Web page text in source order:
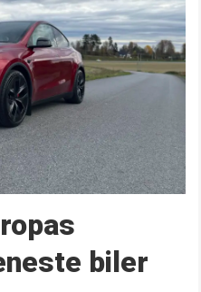
biler